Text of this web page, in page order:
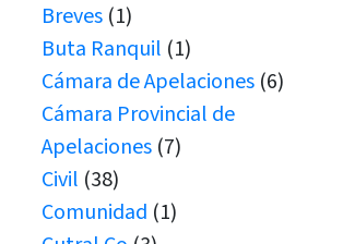
Breves (1)
Buta Ranquil (1)
Cámara de Apelaciones (6)
Cámara Provincial de
Apelaciones (7)
Civil (38)
Comunidad (1)